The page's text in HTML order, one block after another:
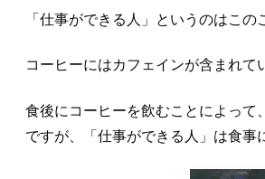
「仕事ができる人」というのはこ
コーヒーにはカフェインが含まれて
食後にコーヒーを飲むことによって
ですが、「仕事ができる人」は食事